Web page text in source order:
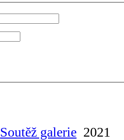
Soutěž galerie 2021